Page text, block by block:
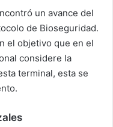
un avance del
de Bioseguridad.
el objetivo que en el
considere la
terminal, esta se